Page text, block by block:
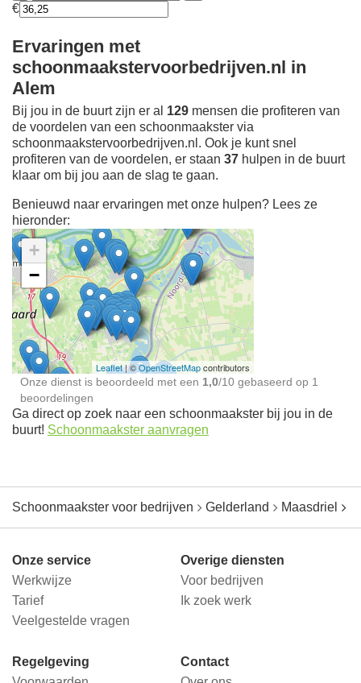
€
Ervaringen met
schoonmaakstervoorbedrijven.nl in
Alem
Bij jou in de buurt zijn er al 129 mensen die profiteren van
de voordelen van een schoonmaakster via
schoonmaakstervoorbedrijven.nl. Ook je kunt snel
profiteren van de voordelen, er staan 37 hulpen in de buurt
klaar om bij jou aan de slag te gaan.
Benieuwd naar ervaringen met onze hulpen? Lees ze
hieronder:
Ontdek meer ervaringen
Schoonmaakster bij
jou in de buurt
+
−
Leaflet| ©OpenStreetMapcontributors
Onze dienst is beoordeeld met een 1,0/10 gebaseerd op 1
beoordelingen
Ga direct op zoek naar een schoonmaakster bij jou in de
buurt! Schoonmaakster aanvragen
Schoonmaakster voor bedrijven Gelderland Maasdriel
Onze service
Werkwijze
Tarief
Veelgestelde vragen
Overige diensten
Voor bedrijven
Ik zoek werk
Regelgeving
Contact